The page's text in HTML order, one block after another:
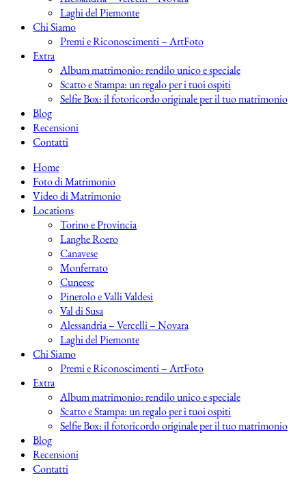
Laghi del Piemonte
Chi Siamo
Premi e Riconoscimenti – ArtFoto
Extra
Album matrimonio: rendilo unico e speciale
Scatto e Stampa: un regalo per i tuoi ospiti
Selfie Box: il fotoricordo originale per il tuo matrimonio
Blog
Recensioni
Contatti
Home
Foto di Matrimonio
Video di Matrimonio
Locations
Torino e Provincia
Langhe Roero
Canavese
Monferrato
Cuneese
Pinerolo e Valli Valdesi
Val di Susa
Alessandria – Vercelli – Novara
Laghi del Piemonte
Chi Siamo
Premi e Riconoscimenti – ArtFoto
Extra
Album matrimonio: rendilo unico e speciale
Scatto e Stampa: un regalo per i tuoi ospiti
Selfie Box: il fotoricordo originale per il tuo matrimonio
Blog
Recensioni
Contatti